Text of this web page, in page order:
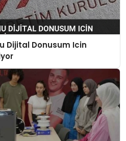
Dijital Donusum Icin